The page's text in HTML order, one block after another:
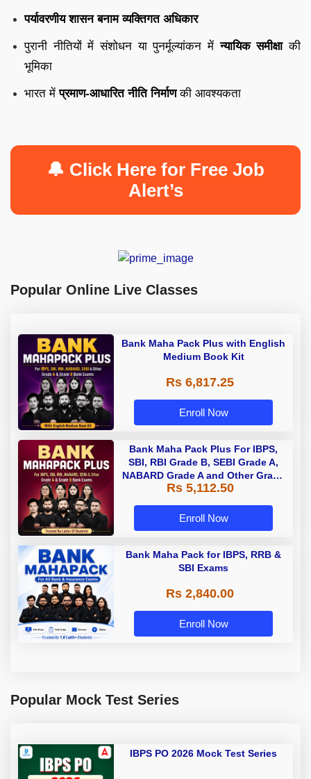
पर्यावरणीय शासन बनाम व्यक्तिगत अधिकार
पुरानी नीतियों में संशोधन या पुनर्मूल्यांकन मेंन्यायिक समीक्षाकी
भूमिका
भारत मेंप्रमाण-आधारित नीति निर्माणकी आवश्यकता
🔔 Click Here for Free Job
Alert’s
Popular Online Live Classes
Bank Maha Pack Plus with English
Medium Book Kit
Rs 6,817.25
Enroll Now
Bank Maha Pack Plus For IBPS,
SBI, RBI Grade B, SEBI Grade A,
NABARD Grade A and Other Grade
A & Grade B Bank Exams
Rs 5,112.50
Enroll Now
Bank Maha Pack for IBPS, RRB &
SBI Exams
Rs 2,840.00
Enroll Now
Popular Mock Test Series
IBPS PO 2026 Mock Test Series